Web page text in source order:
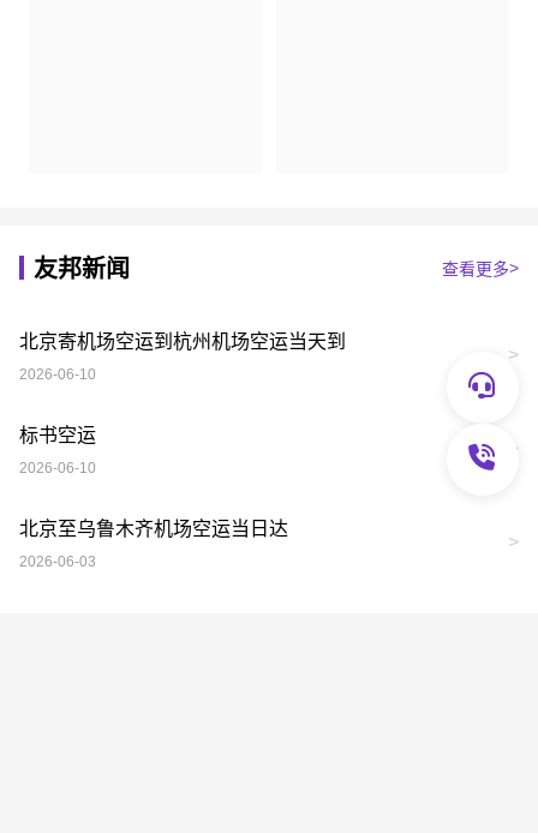
友邦新闻 查看更多
北京寄机场空运到杭州机场空运当天到
2026-06-10
>
标书空运
2026-06-10
>
北京至乌鲁木齐机场空运当日达
2026-06-03
>